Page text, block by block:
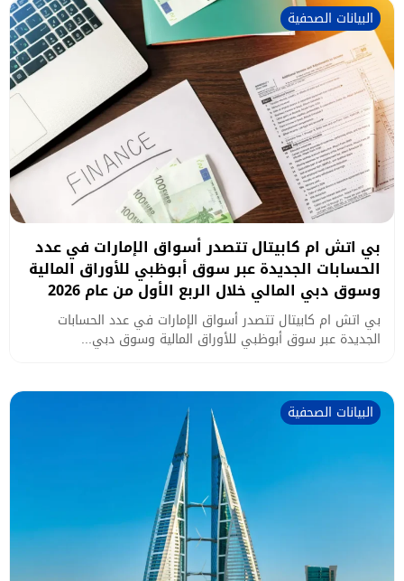
البيانات الصحفية
بي اتش ام كابيتال تتصدر أسواق الإمارات في عدد
الحسابات الجديدة عبر سوق أبوظبي للأوراق المالية
وسوق دبي المالي خلال الربع الأول من عام 2026
بي اتش ام كابيتال تتصدر أسواق الإمارات في عدد الحسابات
الجديدة عبر سوق أبوظبي للأوراق المالية وسوق دبي...
البيانات الصحفية